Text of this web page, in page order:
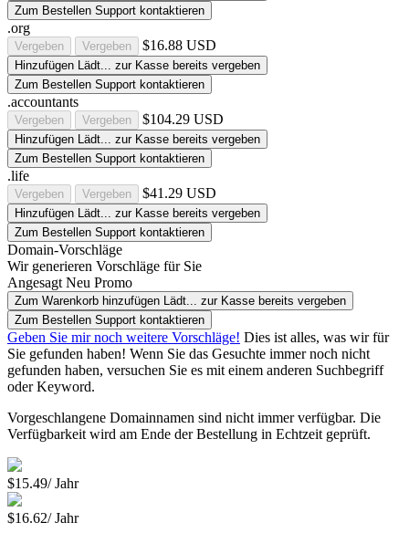
Zum Bestellen Support kontaktieren
.org
Vergeben Vergeben $16.88 USD
Hinzufügen Lädt... zur Kasse bereits vergeben
Zum Bestellen Support kontaktieren
.accountants
Vergeben Vergeben $104.29 USD
Hinzufügen Lädt... zur Kasse bereits vergeben
Zum Bestellen Support kontaktieren
.life
Vergeben Vergeben $41.29 USD
Hinzufügen Lädt... zur Kasse bereits vergeben
Zum Bestellen Support kontaktieren
Domain-Vorschläge
Wir generieren Vorschläge für Sie
Angesagt Neu Promo
Zum Warenkorb hinzufügen Lädt... zur Kasse bereits vergeben
Zum Bestellen Support kontaktieren
Geben Sie mir noch weitere Vorschläge! Dies ist alles, was wir für
Sie gefunden haben! Wenn Sie das Gesuchte immer noch nicht
gefunden haben, versuchen Sie es mit einem anderen Suchbegriff
oder Keyword.
Vorgeschlangene Domainnamen sind nicht immer verfügbar. Die
Verfügbarkeit wird am Ende der Bestellung in Echtzeit geprüft.
$15.49/ Jahr
$16.62/ Jahr